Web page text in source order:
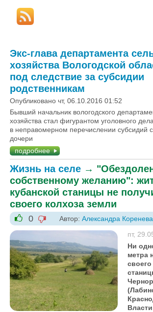
Экс-глава департамента
хозяйства Вологодской
под следствие за субсидии
родственникам
Опубликовано чт, 06.10.2016 01:52
Бывший начальник вологодского
хозяйства стал фигурантом уголовного
в неправомерном перечислении субсидий
дочери
подробнее
Жизнь на селе →
собственному желанию":
кубанской станицы не
своего колхоза земли
+1
0
-1
Автор: Александра Коренева
пт,
Ни
метра